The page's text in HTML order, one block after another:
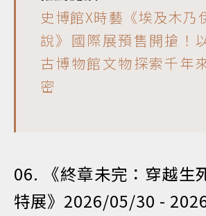
史博館X時藝《埃及木
說》國際展預售開搶！
古博物館文物探索千年
密
06. 《終章未完：穿越生
特展》2026/05/30 -